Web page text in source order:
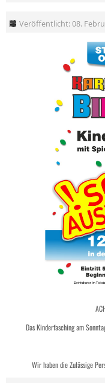
Veröffentlicht: 08.
Das Kinderfasching am
Wir haben die Zulässige